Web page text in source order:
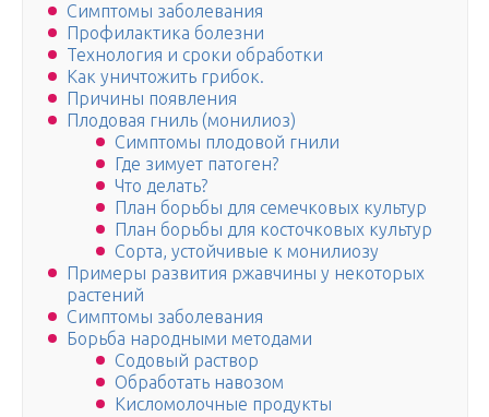
Симптомы заболевания
Профилактика болезни
Технология и сроки обработки
Как уничтожить грибок.
Причины появления
Плодовая гниль (монилиоз)
Симптомы плодовой гнили
Где зимует патоген?
Что делать?
План борьбы для семечковых культур
План борьбы для косточковых культур
Сорта, устойчивые к монилиозу
Примеры развития ржавчины у некоторых
растений
Симптомы заболевания
Борьба народными методами
Содовый раствор
Обработать навозом
Кисломолочные продукты